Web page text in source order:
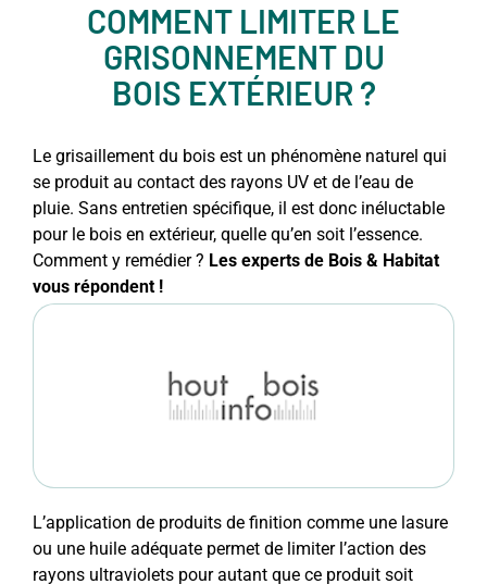
COMMENT LIMITER LE
GRISONNEMENT DU
BOIS EXTÉRIEUR ?
Le grisaillement du bois est un phénomène naturel qui
se produit au contact des rayons UV et de l’eau de
pluie. Sans entretien spécifique, il est donc inéluctable
pour le bois en extérieur, quelle qu’en soit l’essence.
Comment y remédier ? Les experts de Bois & Habitat
vous répondent !
L’application de produits de finition comme une lasure
ou une huile adéquate permet de limiter l’action des
rayons ultraviolets pour autant que ce produit soit